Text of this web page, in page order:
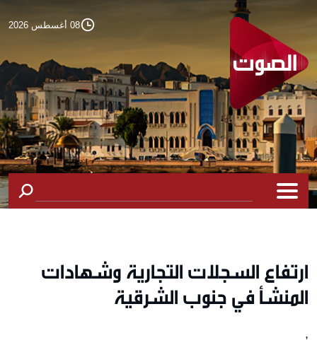
08 أغسطس 2026
ارتفاع السجلات التجارية وشهادات
المنشأ في جنوب الشرقية
,